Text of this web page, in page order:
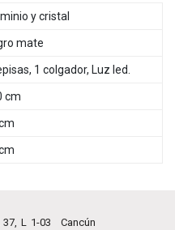
y cristal
mate
1 colgador, Luz led.
cm
L 1-03
Cancún